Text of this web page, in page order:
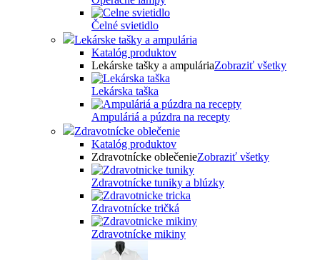
Čelné svietidlo
Lekárske tašky a ampulária
Katalóg produktov
Lekárske tašky a ampuláriaZobraziť všetky
Lekárska taška
Ampuláriá a púzdra na recepty
Zdravotnícke oblečenie
Katalóg produktov
Zdravotnícke oblečenieZobraziť všetky
Zdravotnícke tuniky a blúzky
Zdravotnícke tričká
Zdravotnícke mikiny